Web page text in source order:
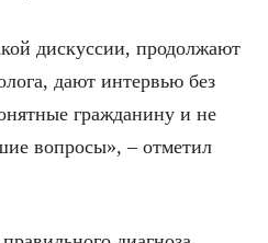
дискуссии, продолжают
дают интервью без
гражданину и не
вопросы», – отметил